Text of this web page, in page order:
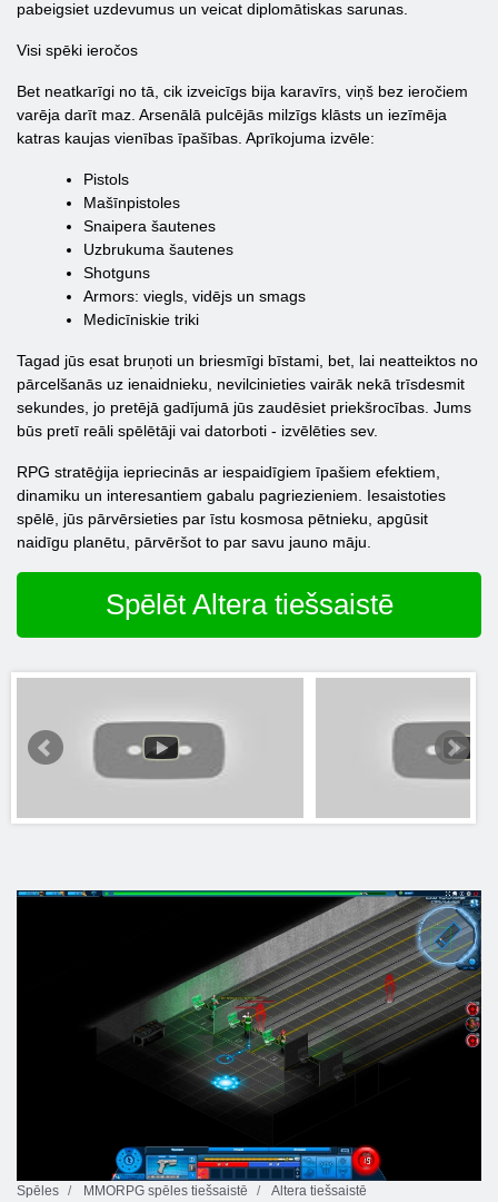
pabeigsiet uzdevumus un veicat diplomātiskas sarunas.
Visi spēki ieročos
Bet neatkarīgi no tā, cik izveicīgs bija karavīrs, viņš bez ieročiem
varēja darīt maz. Arsenālā pulcējās milzīgs klāsts un iezīmēja
katras kaujas vienības īpašības. Aprīkojuma izvēle:
Pistols
Mašīnpistoles
Snaipera šautenes
Uzbrukuma šautenes
Shotguns
Armors: viegls, vidējs un smags
Medicīniskie triki
Tagad jūs esat bruņoti un briesmīgi bīstami, bet, lai neatteiktos no
pārcelšanās uz ienaidnieku, nevilcinieties vairāk nekā trīsdesmit
sekundes, jo pretējā gadījumā jūs zaudēsiet priekšrocības. Jums
būs pretī reāli spēlētāji vai datorboti - izvēlēties sev.
RPG stratēģija iepriecinās ar iespaidīgiem īpašiem efektiem,
dinamiku un interesantiem gabalu pagriezieniem. Iesaistoties
spēlē, jūs pārvērsieties par īstu kosmosa pētnieku, apgūsit
naidīgu planētu, pārvēršot to par savu jauno māju.
Spēlēt Altera tiešsaistē
Spēles MMORPG spēles tiešsaistē Altera tiešsaistē